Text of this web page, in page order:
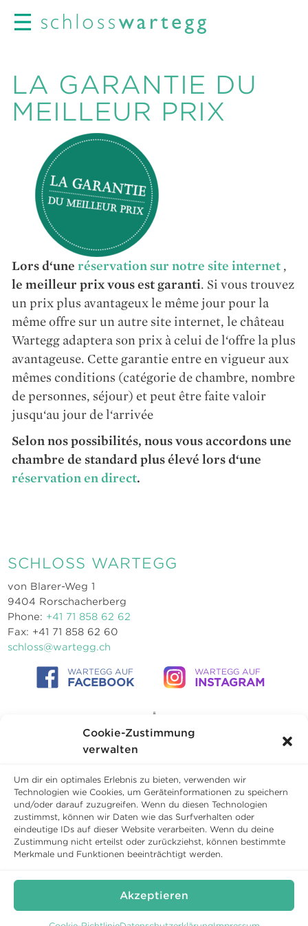
Cookie-Zustimmung
verwalten
Um dir ein optimales Erlebnis zu bieten, verwenden wir
Technologien wie Cookies, um Geräteinformationen zu speichern
und/oder darauf zuzugreifen. Wenn du diesen Technologien
zustimmst, können wir Daten wie das Surfverhalten oder
eindeutige IDs auf dieser Website verarbeiten. Wenn du deine
Zustimmung nicht erteilst oder zurückziehst, können bestimmte
Merkmale und Funktionen beeinträchtigt werden.
Akzeptieren
LA GARANTIE DU
MEILLEUR PRIX
Lors d‘une réservation sur notre site internet ,
le meilleur prix vous est garanti. Si vous trouvez
un prix plus avantageux le même jour pour la
même offre sur un autre site internet, le château
Wartegg adaptera son prix à celui de l‘offre la plus
avantageuse. Cette garantie entre en vigueur aux
mêmes conditions (catégorie de chambre, nombre
de personnes, séjour) et peut être faite valoir
jusqu‘au jour de l‘arrivée
Selon nos possibilités, nous vous accordons une
chambre de standard plus élevé lors d‘une
réservation en direct.
SCHLOSS WARTEGG
von Blarer-Weg 1
9404 Rorschacherberg
Phone: +41 71 858 62 62
Fax: +41 71 858 62 60
schloss@wartegg.ch
WARTEGG AUF
FACEBOOK
WARTEGG AUF
INSTAGRAM
Copyright © 2026 Schloss Wartegg Betriebs AG
Cookies